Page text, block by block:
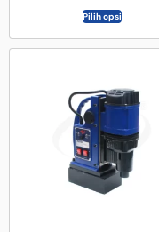
Pilih opsi